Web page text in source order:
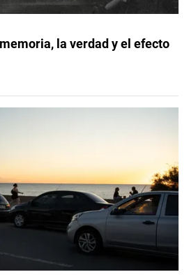
la verdad y el efecto